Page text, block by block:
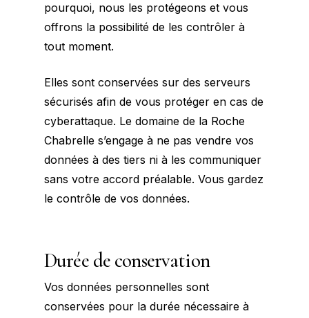
pourquoi, nous les protégeons et vous
offrons la possibilité de les contrôler à
tout moment.
Elles sont conservées sur des serveurs
sécurisés afin de vous protéger en cas de
cyberattaque. Le domaine de la Roche
Chabrelle s’engage à ne pas vendre vos
données à des tiers ni à les communiquer
sans votre accord préalable. Vous gardez
le contrôle de vos données.
Durée de conservation
Vos données personnelles sont
conservées pour la durée nécessaire à